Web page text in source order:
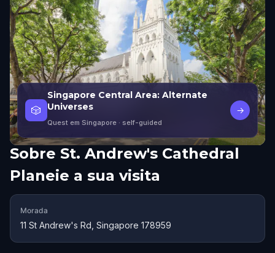
🎲
Singapore Central Area: Alternate
Universes
Quest em Singapore · self-guided
→
Sobre St. Andrew's Cathedral
Planeie a sua visita
Morada
11 St Andrew's Rd, Singapore 178959